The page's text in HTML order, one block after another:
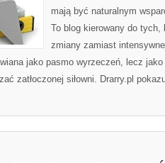
mają być naturalnym
To blog kierowany do tych,
zmiany zamiast
jako pasmo wyrzeczeń, lecz
zatłoczonej siłowni. Drarry.pl